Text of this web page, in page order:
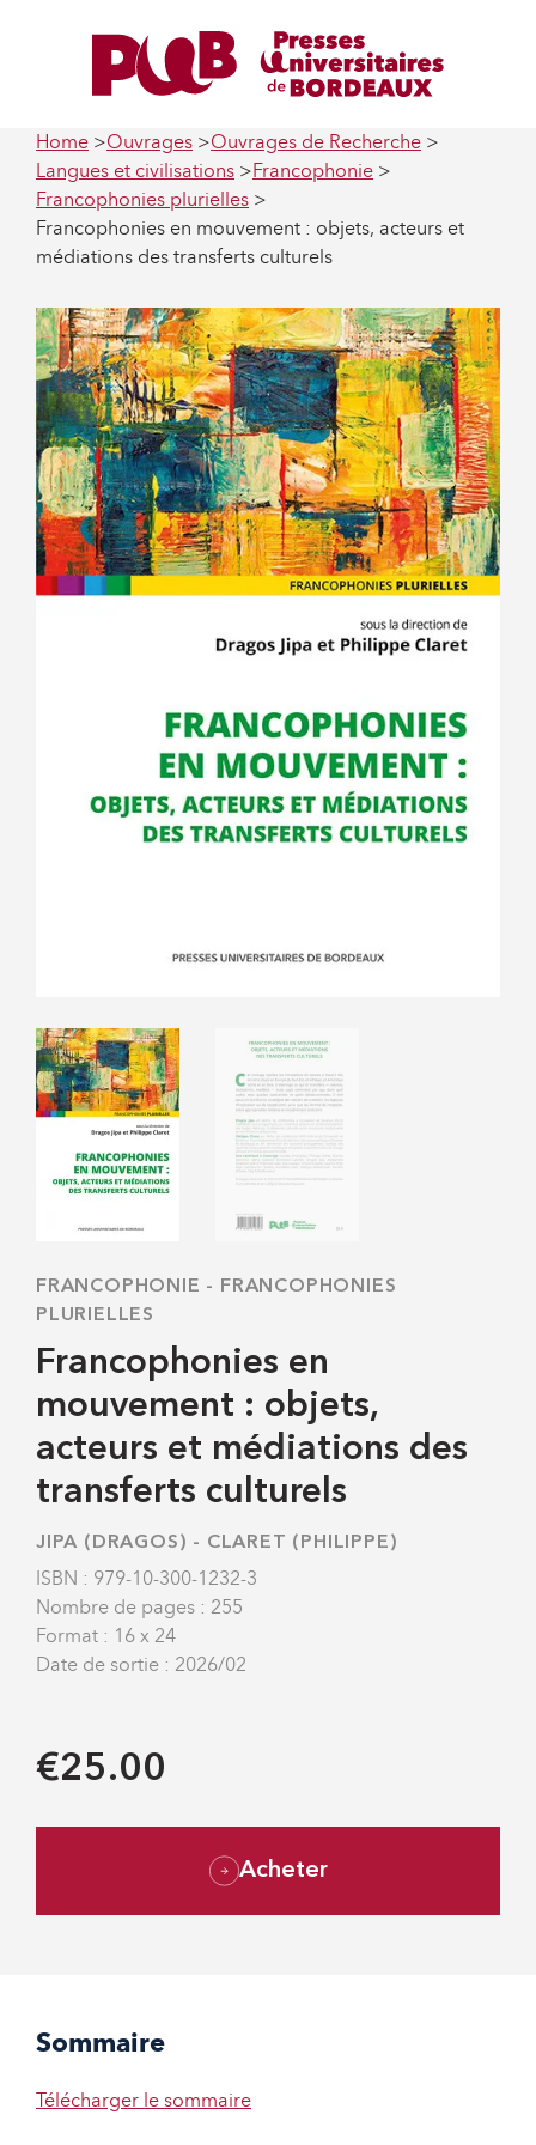
Home Ouvrages
Ouvrages de Recherche
Langues et civilisations
Francophonie
Francophonies plurielles
Francophonies en mouvement : objets, acteurs et
médiations des transferts culturels
FRANCOPHONIE -
FRANCOPHONIES
PLURIELLES
Francophonies en
mouvement : objets,
acteurs et médiations des
transferts culturels
JIPA (DRAGOS) - CLARET (PHILIPPE)
ISBN : 979-10-300-1232-3
Nombre de pages : 255
Format : 16 x 24
Date de sortie : 2026/02
€25.00
Acheter
Sommaire
Télécharger le sommaire